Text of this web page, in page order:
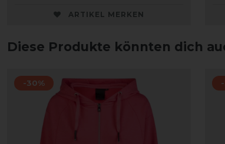
ARTIKEL MERKEN
Diese Produkte könnten dich
-30%